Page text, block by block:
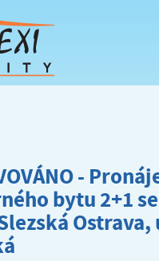
-
bytu 2+1
Ostrava,